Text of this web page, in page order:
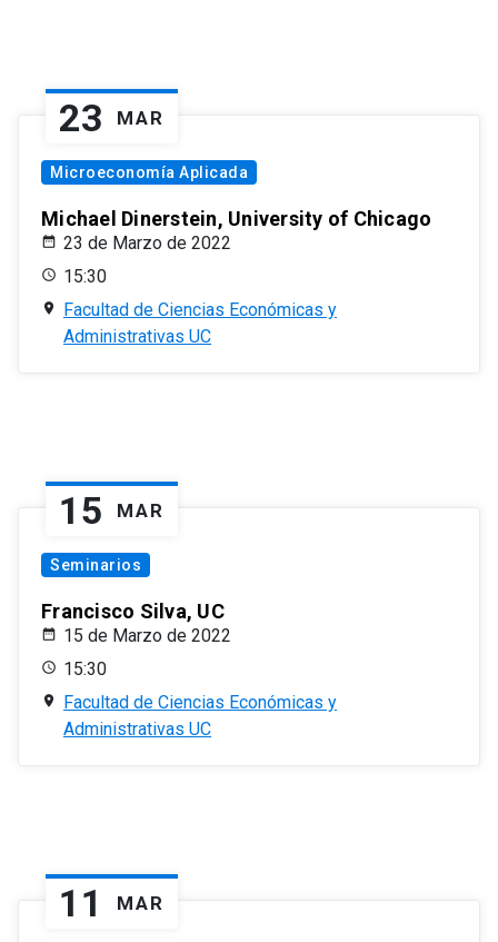
23 MAR
Microeconomía Aplicada
Michael Dinerstein, University of Chicago
23 de Marzo de 2022
15:30
Facultad de Ciencias Económicas y
Administrativas UC
15 MAR
Seminarios
Francisco Silva, UC
15 de Marzo de 2022
15:30
Facultad de Ciencias Económicas y
Administrativas UC
11 MAR